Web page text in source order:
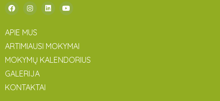
APIE MUS
ARTIMIAUSI MOKYMAI
MOKYMŲ KALENDORIUS
GALERIJA
KONTAKTAI